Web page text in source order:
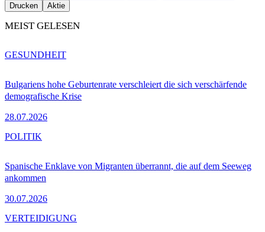
Drucken Aktie
MEIST GELESEN
Bulgariens hohe Geburtenrate verschleiert die sich verschärfende
demografische Krise
28.07.2026
GESUNDHEIT
Spanische Enklave von Migranten überrannt, die auf dem Seeweg
ankommen
30.07.2026
POLITIK
VERTEIDIGUNG